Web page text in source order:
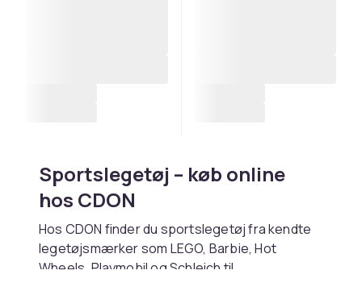
Sportslegetøj – køb online
hos CDON
Hos CDON finder du sportslegetøj fra kendte
legetøjsmærker som LEGO, Barbie, Hot
Wheels, Playmobil og Schleich til